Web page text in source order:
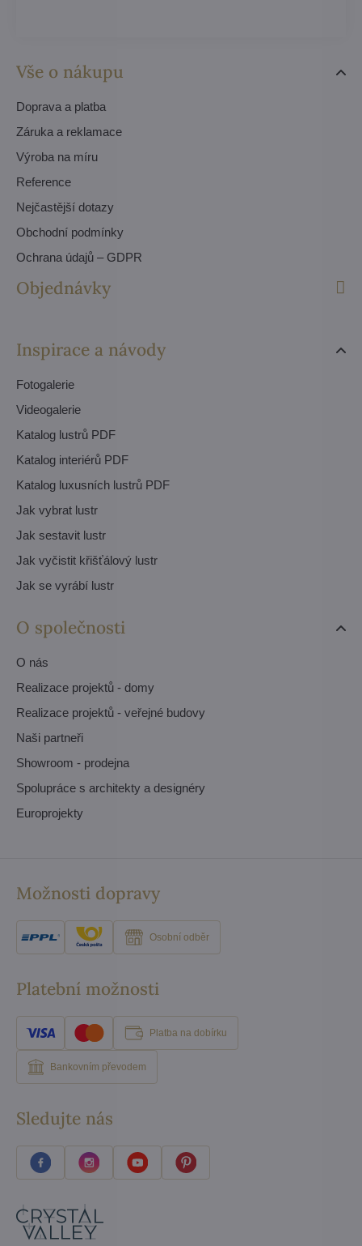
Vše o nákupu
Doprava a platba
Záruka a reklamace
Výroba na míru
Reference
Nejčastější dotazy
Obchodní podmínky
Ochrana údajů – GDPR
Objednávky
Inspirace a návody
Fotogalerie
Videogalerie
Katalog lustrů PDF
Katalog interiérů PDF
Katalog luxusních lustrů PDF
Jak vybrat lustr
Jak sestavit lustr
Jak vyčistit křišťálový lustr
Jak se vyrábí lustr
O společnosti
O nás
Realizace projektů - domy
Realizace projektů - veřejné budovy
Naši partneři
Showroom - prodejna
Spolupráce s architekty a designéry
Europrojekty
Možnosti dopravy
Osobní odběr
Platební možnosti
Platba na dobírku
Bankovním převodem
Sledujte nás